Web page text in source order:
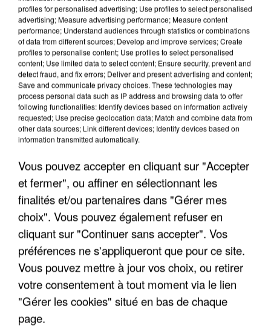
UNE TOURISTE DE L’OISE EMPORTÉE PAR UNE
COULÉE DE BOUE EN HAUTE-SAVOIE
profiles for personalised advertising; Use profiles to select personalised
advertising; Measure advertising performance; Measure content
performance; Understand audiences through statistics or combinations
of data from different sources; Develop and improve services; Create
profiles to personalise content; Use profiles to select personalised
content; Use limited data to select content; Ensure security, prevent and
detect fraud, and fix errors; Deliver and present advertising and content;
Save and communicate privacy choices. These technologies may
process personal data such as IP address and browsing data to offer
following functionalities: Identify devices based on information actively
requested; Use precise geolocation data; Match and combine data from
other data sources; Link different devices; Identify devices based on
information transmitted automatically.
Vous pouvez accepter en cliquant sur "Accepter
et fermer", ou affiner en sélectionnant les
finalités et/ou partenaires dans "Gérer mes
choix". Vous pouvez également refuser en
cliquant sur "Continuer sans accepter". Vos
préférences ne s'appliqueront que pour ce site.
Vous pouvez mettre à jour vos choix, ou retirer
votre consentement à tout moment via le lien
"Gérer les cookies" situé en bas de chaque
page.